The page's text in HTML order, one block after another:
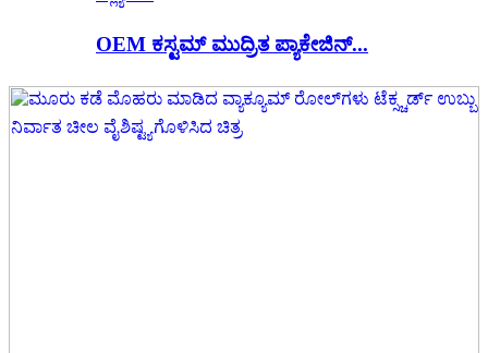
OEM ಕಸ್ಟಮ್ ಮುದ್ರಿತ ಪ್ಯಾಕೇಜಿನ್...